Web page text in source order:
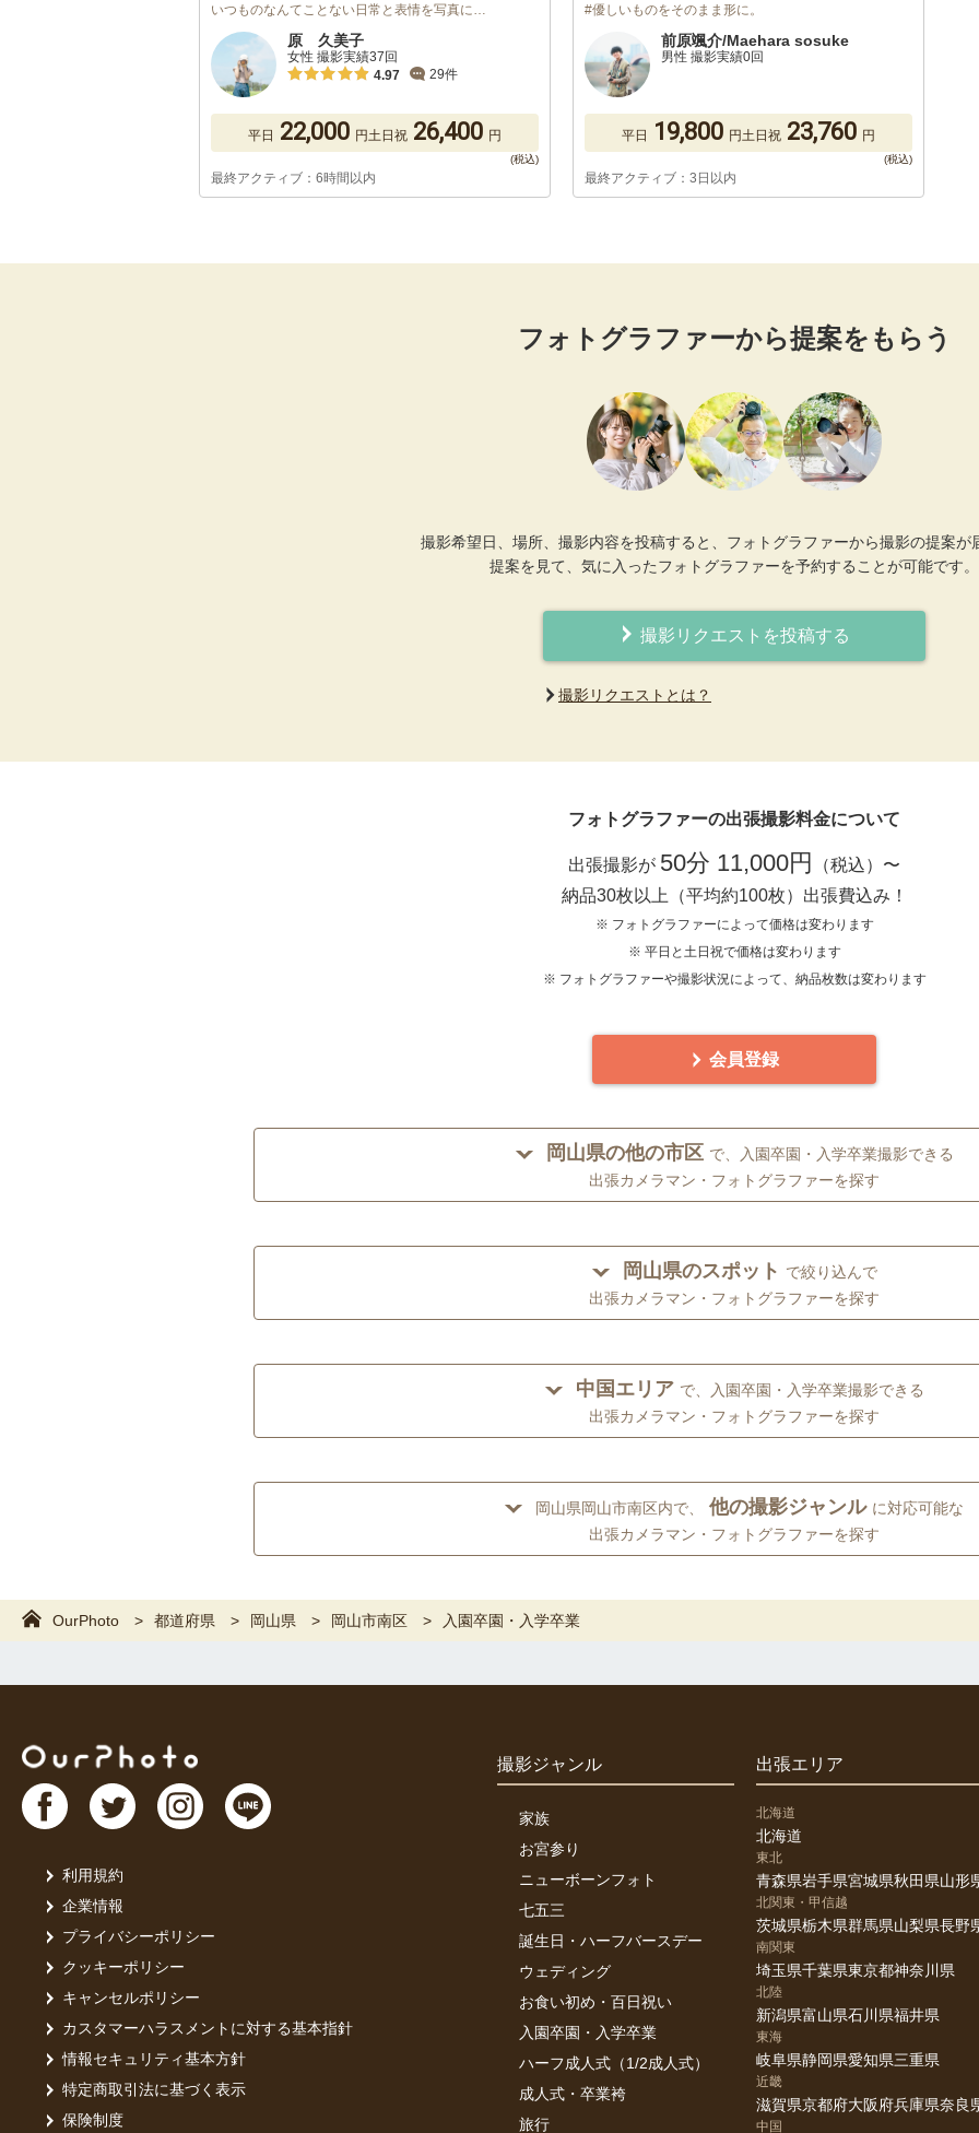
いつものなんてことない日常と表情を写真に…
原 久美子
女性 撮影実績37回
4.97
29件
平日 22,000 円土日祝 26,400 円
最終アクティブ：6時間以内
#優しいものをそのまま形に。
前原颯介/Maehara sosuke
男性 撮影実績0回
平日 19,800 円土日祝 23,760 円
最終アクティブ：3日以内
フォトグラファーから提案をもらう
撮影希望日、場所、撮影内容を投稿すると、フォトグラファーから撮影の提案が
提案を見て、気に入ったフォトグラファーを予約することが可能です。
撮影リクエストを投稿する
撮影リクエストとは？
フォトグラファーの出張撮影料金について
出張撮影が 50分 11,000円
（税込）〜
納品30枚以上（平均約100枚）出張費込み！
※ フォトグラファーによって価格は変わります
※ 平日と土日祝で価格は変わります
※ フォトグラファーや撮影状況によって、納品枚数は変わります
会員登録
岡山県の他の市区 で、入園卒園・入学卒業撮影できる
出張カメラマン・フォトグラファーを探す
岡山県のスポット で絞り込んで
出張カメラマン・フォトグラファーを探す
中国エリア で、入園卒園・入学卒業撮影できる
出張カメラマン・フォトグラファーを探す
岡山県岡山市南区内で、 他の撮影ジャンル に対応可能な
出張カメラマン・フォトグラファーを探す
OurPhoto 都道府県 岡山県 岡山市南区 入園卒園・入学卒業
利用規約
企業情報
プライバシーポリシー
クッキーポリシー
キャンセルポリシー
カスタマーハラスメントに対する基本指針
情報セキュリティ基本方針
特定商取引法に基づく表示
保険制度
撮影ジャンル
家族
お宮参り
ニューボーンフォト
七五三
誕生日・ハーフバースデー
ウェディング
お食い初め・百日祝い
入園卒園・入学卒業
ハーフ成人式（1/2成人式）
成人式・卒業袴
旅行
出張エリア
北海道
北海道
東北
青森県岩手県宮城県秋田県山形
北関東・甲信越
茨城県栃木県群馬県山梨県長野
南関東
埼玉県千葉県東京都神奈川県
北陸
新潟県富山県石川県福井県
東海
岐阜県静岡県愛知県三重県
近畿
滋賀県京都府大阪府兵庫県奈良
中国